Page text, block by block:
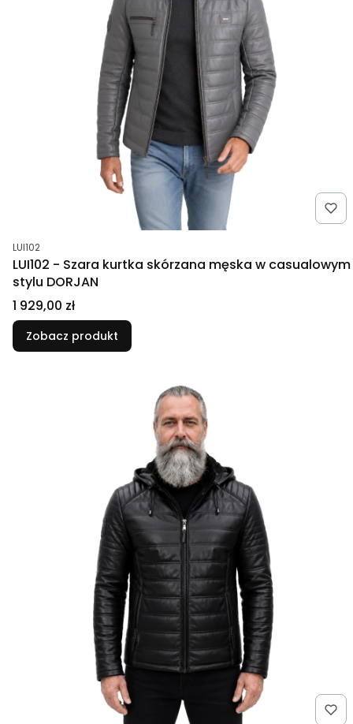
Kod produktu
LUI102
LUI102 - Szara kurtka skórzana męska w casualowym
stylu DORJAN
Cena
1 929,00 zł
Zobacz produkt